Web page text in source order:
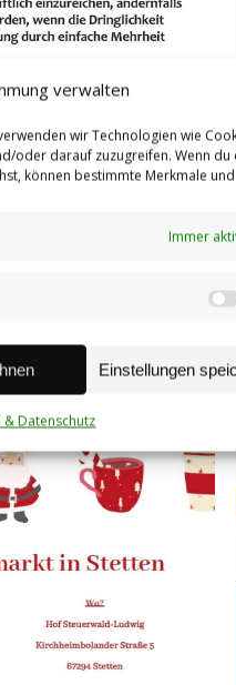
verwalten
wir Technologien wie
oder darauf zuzugreifen. Wenn du
können bestimmte Merkmale und
Immer
Einstellungen
Datenschutz